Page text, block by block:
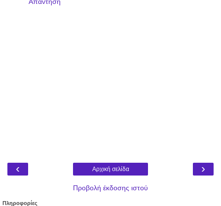
Απάντηση
‹ ›
Αρχική σελίδα
Προβολή έκδοσης ιστού
Πληροφορίες